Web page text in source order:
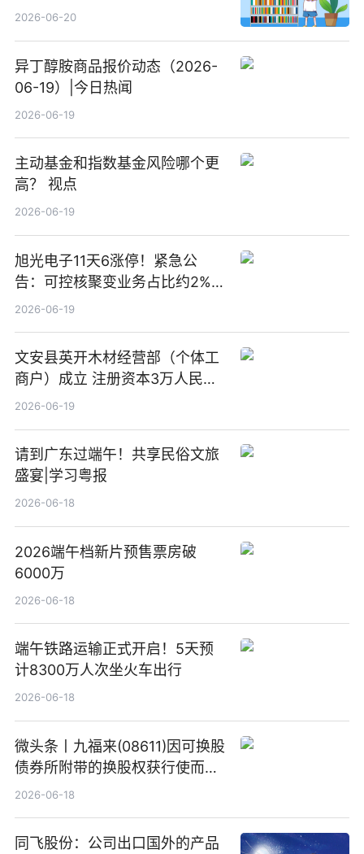
2026-06-20
异丁醇胺商品报价动态（2026-
06-19）|今日热闻
2026-06-19
主动基金和指数基金风险哪个更
高？ 视点
2026-06-19
旭光电子11天6涨停！紧急公
告：可控核聚变业务占比约2%！
前沿热点
2026-06-19
文安县英开木材经营部（个体工
商户）成立 注册资本3万人民币
新要闻
2026-06-19
请到广东过端午！共享民俗文旅
盛宴|学习粤报
2026-06-18
2026端午档新片预售票房破
6000万
2026-06-18
端午铁路运输正式开启！5天预
计8300万人次坐火车出行
2026-06-18
微头条丨九福来(08611)因可换股
债券所附带的换股权获行使而发
行5200万股
2026-06-18
同飞股份：公司出口国外的产品